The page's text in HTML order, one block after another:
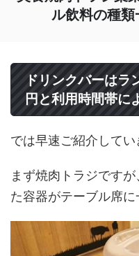
ル飲料の種
ドリンクバーは
円と利用時間帯に
では早速ご紹介してい
まず焼肉トラジです
た容器がテーブル席に